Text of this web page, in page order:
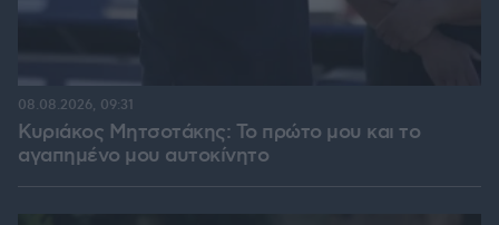
Κυριάκος Μητσοτάκης: Το πρώτο μου και το
αγαπημένο μου αυτοκίνητο
08.08.2026, 09:31